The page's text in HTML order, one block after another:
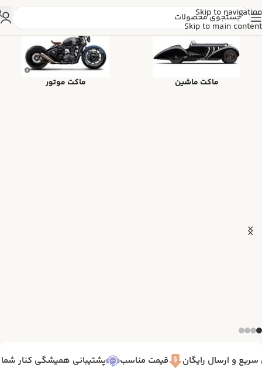
Skip to navigation
Skip to main content
ماکت ماشین ماکت موتور
پشتیبانی همیشگی کنار شما 7/24 قیمت مناسب و ارسال رایگان